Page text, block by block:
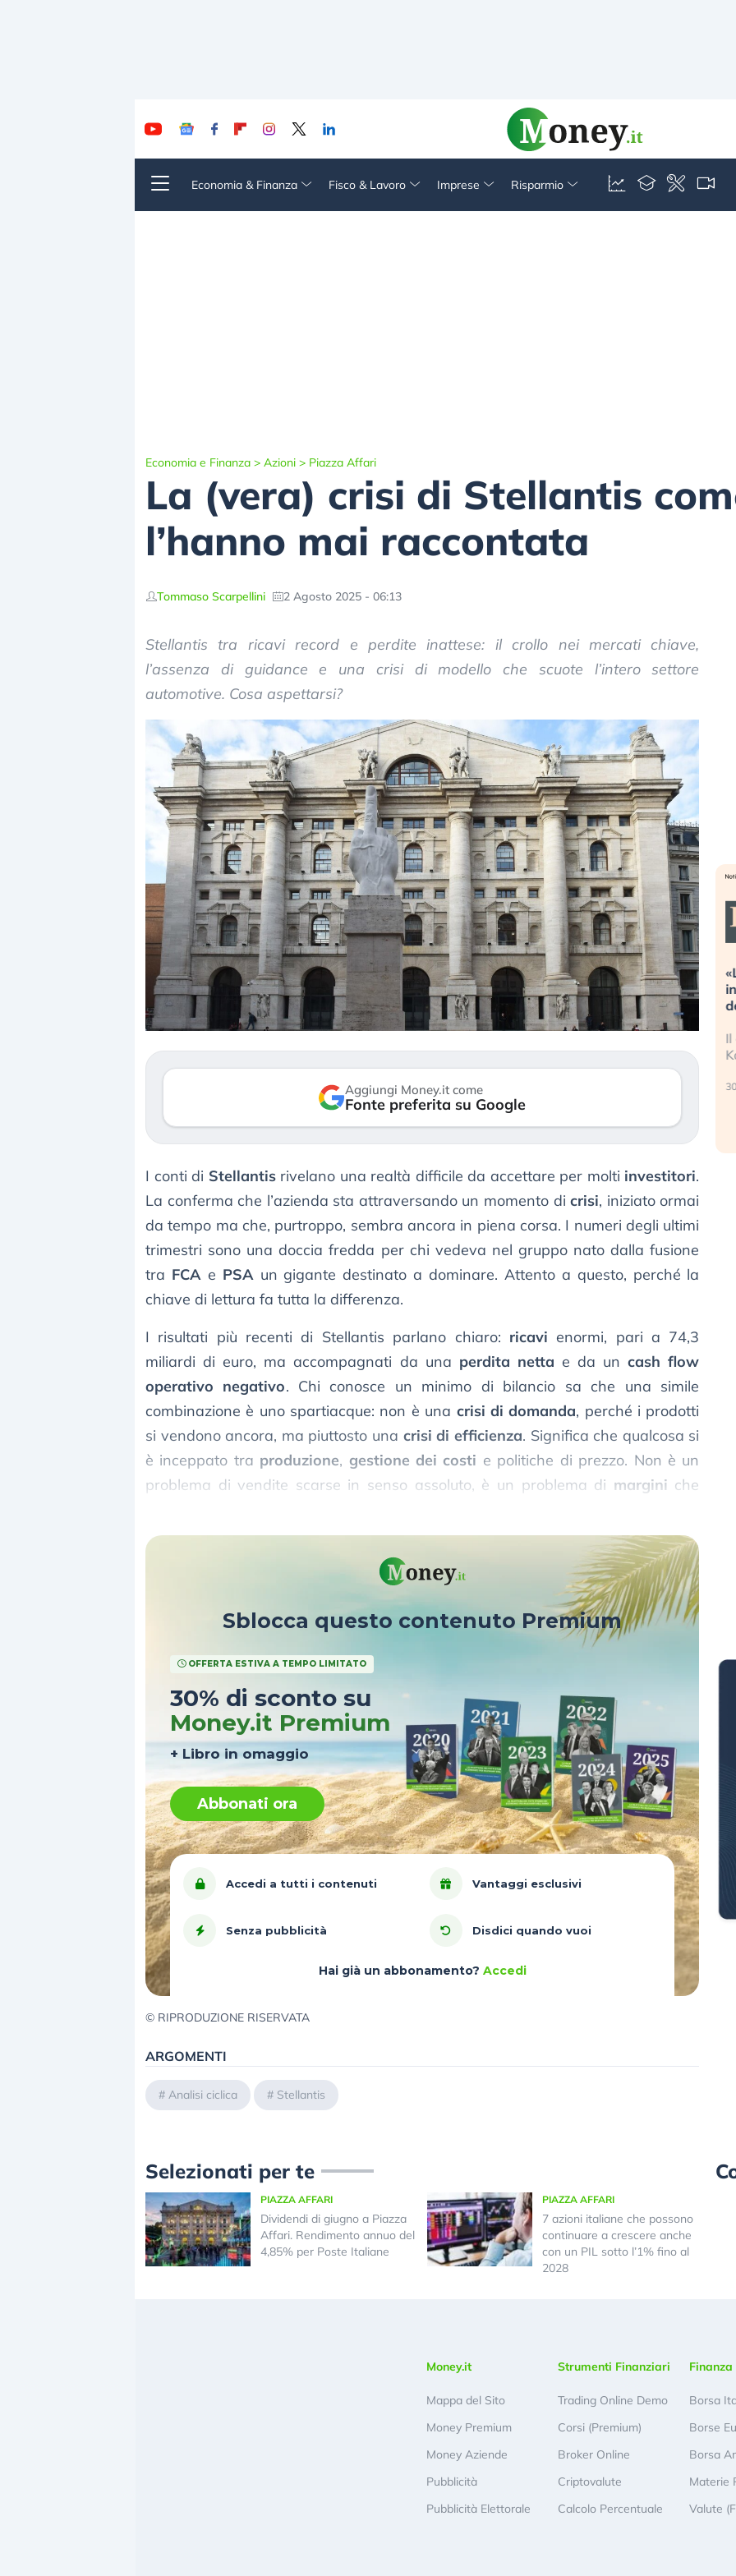
Economia & Finanza Fisco & Lavoro Imprese Risparmio
Economia e Finanza > Azioni > Piazza Affari
La (vera) crisi di Stellantis
l’hanno mai raccontata
Tommaso Scarpellini 2 Agosto 2025 - 06:13
Stellantis tra ricavi record e perdite inattese: il crollo nei mercati chiave,
l’assenza di guidance e una crisi di modello che scuote l’intero settore
automotive. Cosa aspettarsi?
Aggiungi Money.it come
Fonte preferita su Google
I conti di Stellantisrivelano una realtà difficile da accettare per molti investitori.
La conferma che l’azienda sta attraversando un momento dicrisi, iniziato ormai
da tempo ma che, purtroppo, sembra ancora in piena corsa. I numeri degli ultimi
trimestri sono una doccia fredda per chi vedeva nel gruppo nato dalla fusione
tra FCAe PSAun gigante destinato a dominare. Attento a questo, perché la
chiave di lettura fa tutta la differenza.
I risultati più recenti di Stellantis parlano chiaro: ricavi enormi, pari a 74,3
miliardi di euro, ma accompagnati da una perdita netta e da uncash flow
operativo negativo. Chi conosce un minimo di bilancio sa che una simile
combinazione è uno spartiacque: non è una crisi di domanda, perché i prodotti
si vendono ancora, ma piuttosto una crisi di efficienza. Significa che qualcosa si
è inceppato tra produzione, gestione dei costi e politiche di prezzo. Non è un
problema di vendite scarse in senso assoluto, è un problema di margini che
Sblocca questo contenuto Premium
OFFERTA ESTIVA A TEMPO LIMITATO
30% di sconto su
Money.it Premium
+ Libro in omaggio
Abbonati ora
Accedi a tutti i contenuti Vantaggi esclusivi
Senza pubblicità Disdici quando vuoi
Hai già un abbonamento? Accedi
© RIPRODUZIONE RISERVATA
ARGOMENTI
# Analisi ciclica # Stellantis
Dalle valutazioni estreme alla
correzione. Cosa sta guidando il
repricing degli asset?
mostrando segni di stanchezza
verso le (…)
«La mia vita è rovinata». Investitori
in preda al panico dopo lo scoppio
della bolla AI
Kospi, mentre gli investitori retail (…)
Selezionati per te
PIAZZA AFFARI
Dividendi di giugno a Piazza
Affari. Rendimento annuo del
4,85% per Poste Italiane
PIAZZA AFFARI
7 azioni italiane che possono
continuare a crescere anche
con un PIL sotto l’1% fino al
2028
Money.it
Mappa del Sito
Money Premium
Money Aziende
Pubblicità
Pubblicità Elettorale
Strumenti Finanziari
Trading Online Demo
Corsi (Premium)
Broker Online
Criptovalute
Calcolo Percentuale
Borsa
Borse
Borsa
Materie
Valute